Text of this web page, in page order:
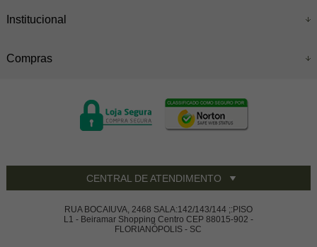
Institucional
Compras
CENTRAL DE ATENDIMENTO
RUA BOCAIUVA, 2468 SALA:142/143/144 ;:PISO
L1 - Beiramar Shopping Centro CEP 88015-902 -
FLORIANÓPOLIS - SC